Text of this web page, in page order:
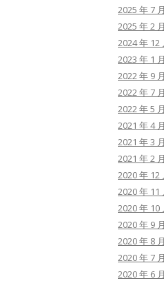
2025 年 7 月
2025 年 2 月
2024 年 12
2023 年 1 月
2022 年 9 月
2022 年 7 月
2022 年 5 月
2021 年 4 月
2021 年 3 月
2021 年 2 月
2020 年 12
2020 年 11
2020 年 10
2020 年 9 月
2020 年 8 月
2020 年 7 月
2020 年 6 月